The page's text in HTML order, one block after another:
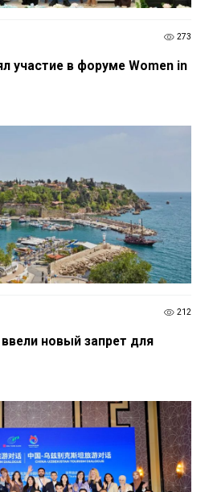
273
участие в форуме Women in
212
новый запрет для